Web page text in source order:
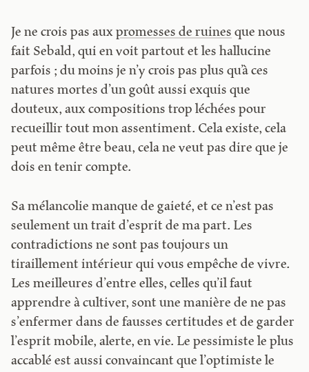
Je ne crois pas auxpromesses de ruines que nous
fait Sebald, qui en voit partout et les hallucine
parfois ; du moins je n’y crois pas plus qu’à ces
natures mortes d’un goût aussi exquis que
douteux, aux compositions trop léchées pour
recueillir tout mon assentiment. Cela existe, cela
peut même être beau, cela ne veut pas dire que je
dois en tenir compte.
Sa mélancolie manque de gaieté, et ce n’est pas
seulement un trait d’esprit de ma part. Les
contradictions ne sont pas toujours un
tiraillement intérieur qui vous empêche de vivre.
Les meilleures d’entre elles, celles qu’il faut
apprendre à cultiver, sont une manière de ne pas
s’enfermer dans de fausses certitudes et de garder
l’esprit mobile, alerte, en vie. Le pessimiste le plus
accablé est aussi convaincant que l’optimiste le